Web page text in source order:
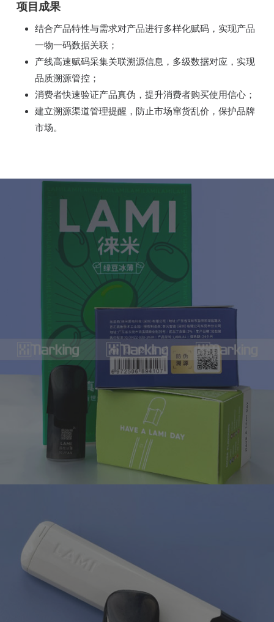
项目成果
结合产品特性与需求对产品进行多样化赋码，实现产品
一物一码数据关联；
产线高速赋码采集关联溯源信息，多级数据对应，实现
品质溯源管控；
消费者快速验证产品真伪，提升消费者购买使用信心；
建立溯源渠道管理提醒，防止市场窜货乱价，保护品牌
市场。